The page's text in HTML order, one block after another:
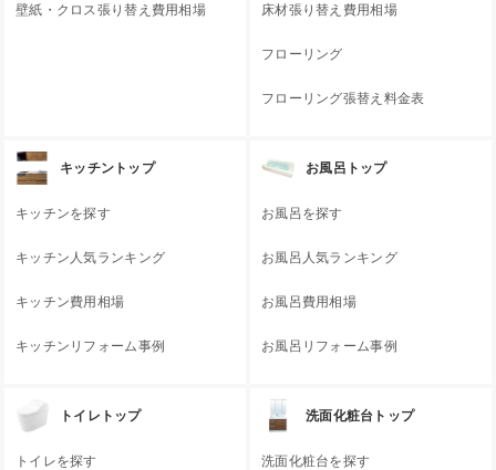
壁紙・クロス張り替え費用相場 床材張り替え費用相場
フローリング
フローリング張替え料金表
キッチントップ
キッチンを探す
キッチン人気ランキング
キッチン費用相場
キッチンリフォーム事例
お風呂トップ
お風呂を探す
お風呂人気ランキング
お風呂費用相場
お風呂リフォーム事例
トイレトップ
トイレを探す
洗面化粧台トップ
洗面化粧台を探す